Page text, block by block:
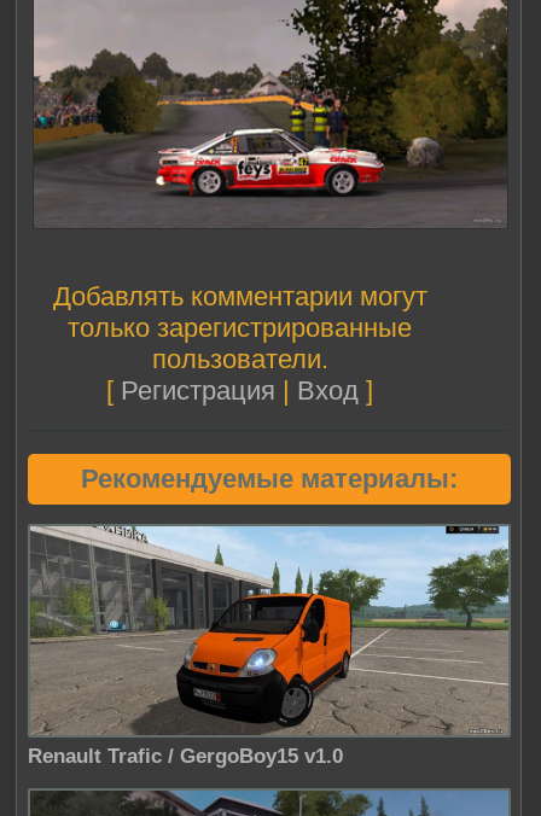
Добавлять комментарии могут
только зарегистрированные
пользователи.
[ Регистрация | Вход ]
Рекомендуемые материалы:
Renault Trafic / GergoBoy15 v1.0